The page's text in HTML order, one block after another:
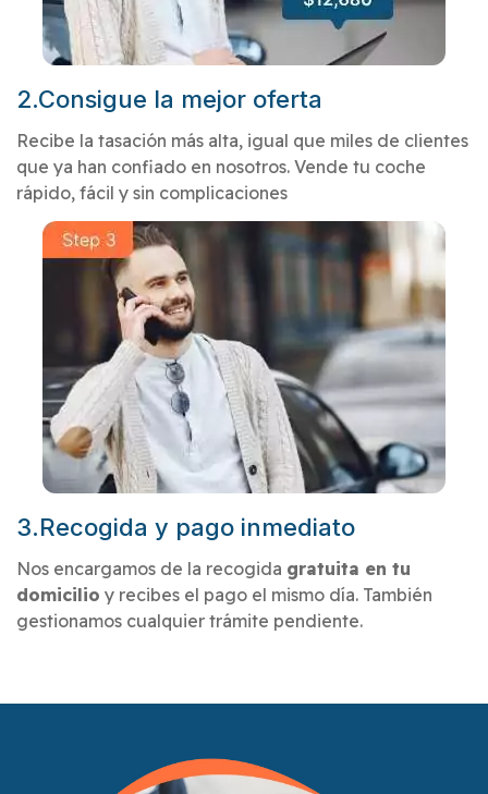
2.Consigue la mejor oferta
Recibe la tasación más alta, igual que miles de clientes
que ya han confiado en nosotros. Vende tu coche
rápido, fácil y sin complicaciones
3.Recogida y pago inmediato
Nos encargamos de la recogida gratuita en tu
domicilio y recibes el pago el mismo día. También
gestionamos cualquier trámite pendiente.